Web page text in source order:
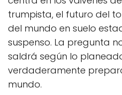
trumpista, el futuro del
del mundo en suelo
suspenso. La pregunta
saldrá según lo
verdaderamente
mundo.